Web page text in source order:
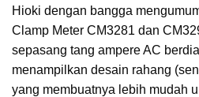
Hioki dengan bangga
Clamp Meter CM3281 dan
sepasang tang ampere AC
menampilkan desain rahang
yang membuatnya lebih mudah